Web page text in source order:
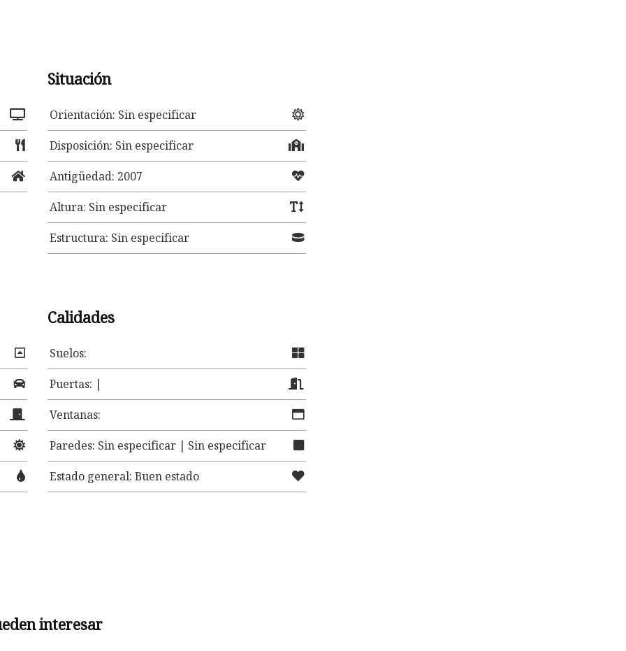
Situación
Orientación: Sin especificar
Disposición: Sin especificar
Antigüedad: 2007
Altura: Sin especificar
Estructura: Sin especificar
Calidades
Suelos:
Puertas: |
Ventanas:
Paredes: Sin especificar | Sin especificar
Estado general: Buen estado
interesar